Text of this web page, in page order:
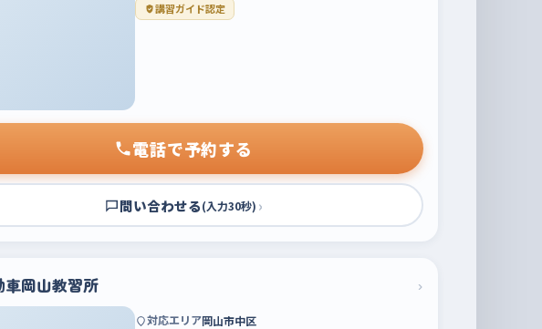
講習ガイド認定
電話で予約する
問い合わせる(入力30秒) ›
車岡山教習所 ›
対応エリア岡山市中区